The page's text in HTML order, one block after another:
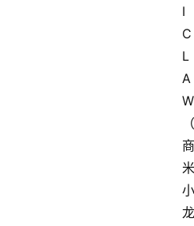
I
C
L
A
W
（
商
米
小
龙